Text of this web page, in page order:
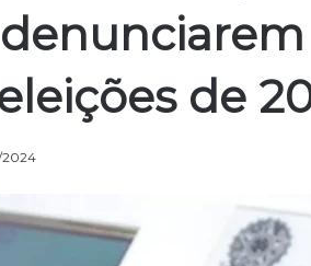
de
2024